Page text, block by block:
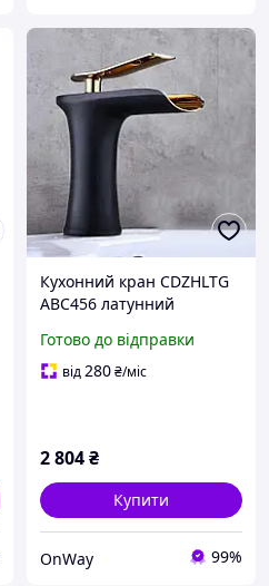
Кухонний кран CDZHLTG
ABC456 латунний
чорний для раковини
одноважільний 3,5 см
Готово до відправки
від280₴/міс
2 804₴
Купити
OnWay 99%